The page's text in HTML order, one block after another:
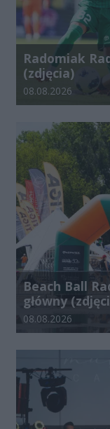
Radomiak
(zdjęcia)
Data dodania galerii:
08.08.2026
Beach Ball
główny
Data dodania galerii:
08.08.2026